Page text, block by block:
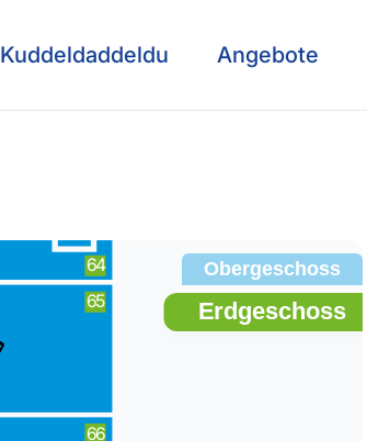
Kuddeldaddeldu Angebote